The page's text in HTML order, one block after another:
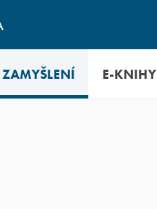
E-KNIHY